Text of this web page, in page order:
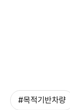
#목적기반차량